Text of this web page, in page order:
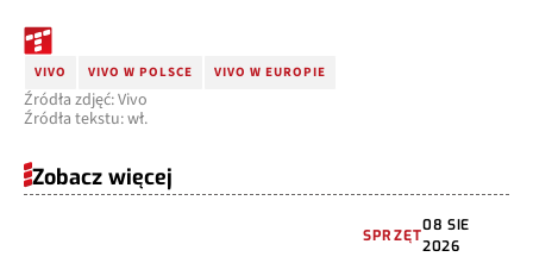
VIVO VIVO W POLSCE VIVO W EUROPIE
Źródła zdjęć: Vivo
Źródła tekstu: wł.
Zobacz więcej
SPRZĘT
08 SIE
2026